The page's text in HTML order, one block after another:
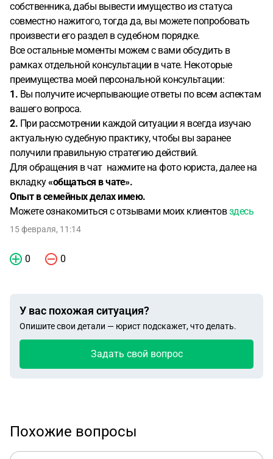
собственника, дабы вывести имущество из статуса
совместно нажитого, тогда да, вы можете попробовать
произвести его раздел в судебном порядке.
Все остальные моменты можем с вами обсудить в
рамках отдельной консультации в чате. Некоторые
преимущества моей персональной консультации:
1. Вы получите исчерпывающие ответы по всем аспектам
вашего вопроса.
2. При рассмотрении каждой ситуации я всегда изучаю
актуальную судебную практику, чтобы вы заранее
получили правильную стратегию действий.
Для обращения в чат нажмите на фото юриста, далее на
вкладку«общаться в чате».
Опыт в семейных делах имею.
Можете ознакомиться с отзывами моих клиентовздесь
15 февраля, 11:14
0 0
У вас похожая ситуация?
Опишите свои детали — юрист подскажет, что делать.
Задать свой вопрос
Похожие вопросы